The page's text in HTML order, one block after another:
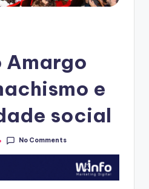
Amargo
e
social
No Comments